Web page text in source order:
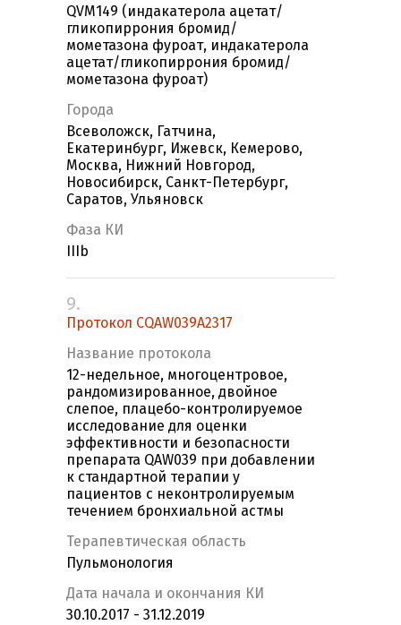
QVM149 (индакатерола ацетат/
гликопиррония бромид/
мометазона фуроат, индакатерола
ацетат/гликопиррония бромид/
мометазона фуроат)
Города
Всеволожск, Гатчина,
Екатеринбург, Ижевск, Кемерово,
Москва, Нижний Новгород,
Новосибирск, Санкт-Петербург,
Саратов, Ульяновск
Фаза КИ
IIIb
9.
Протокол CQAW039A2317
Название протокола
12-недельное, многоцентровое,
рандомизированное, двойное
слепое, плацебо-контролируемое
исследование для оценки
эффективности и безопасности
препарата QAW039 при добавлении
к стандартной терапии у
пациентов с неконтролируемым
течением бронхиальной астмы
Терапевтическая область
Пульмонология
Дата начала и окончания КИ
30.10.2017 - 31.12.2019